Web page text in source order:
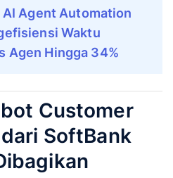
AI Agent Automation
Waktu
Agen Hingga 34%
Customer
SoftBank